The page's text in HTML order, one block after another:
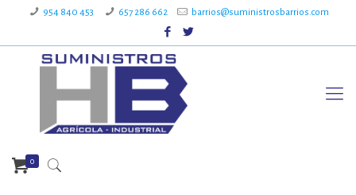
954 840 453 657 286 662 barrios@suministrosbarrios.com
0